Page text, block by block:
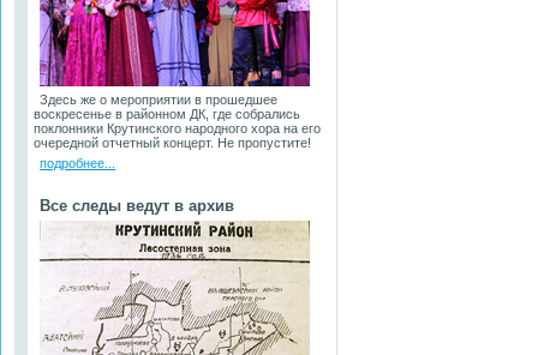
Здесь же о мероприятии в прошедшее
воскресенье в районном ДК, где собрались
поклонники Крутинского народного хора на его
очередной отчетный концерт. Не пропустите!
подробнее...
Все следы ведут в архив